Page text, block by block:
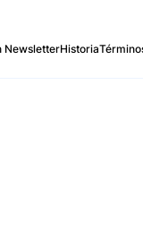
NewsletterHistoria